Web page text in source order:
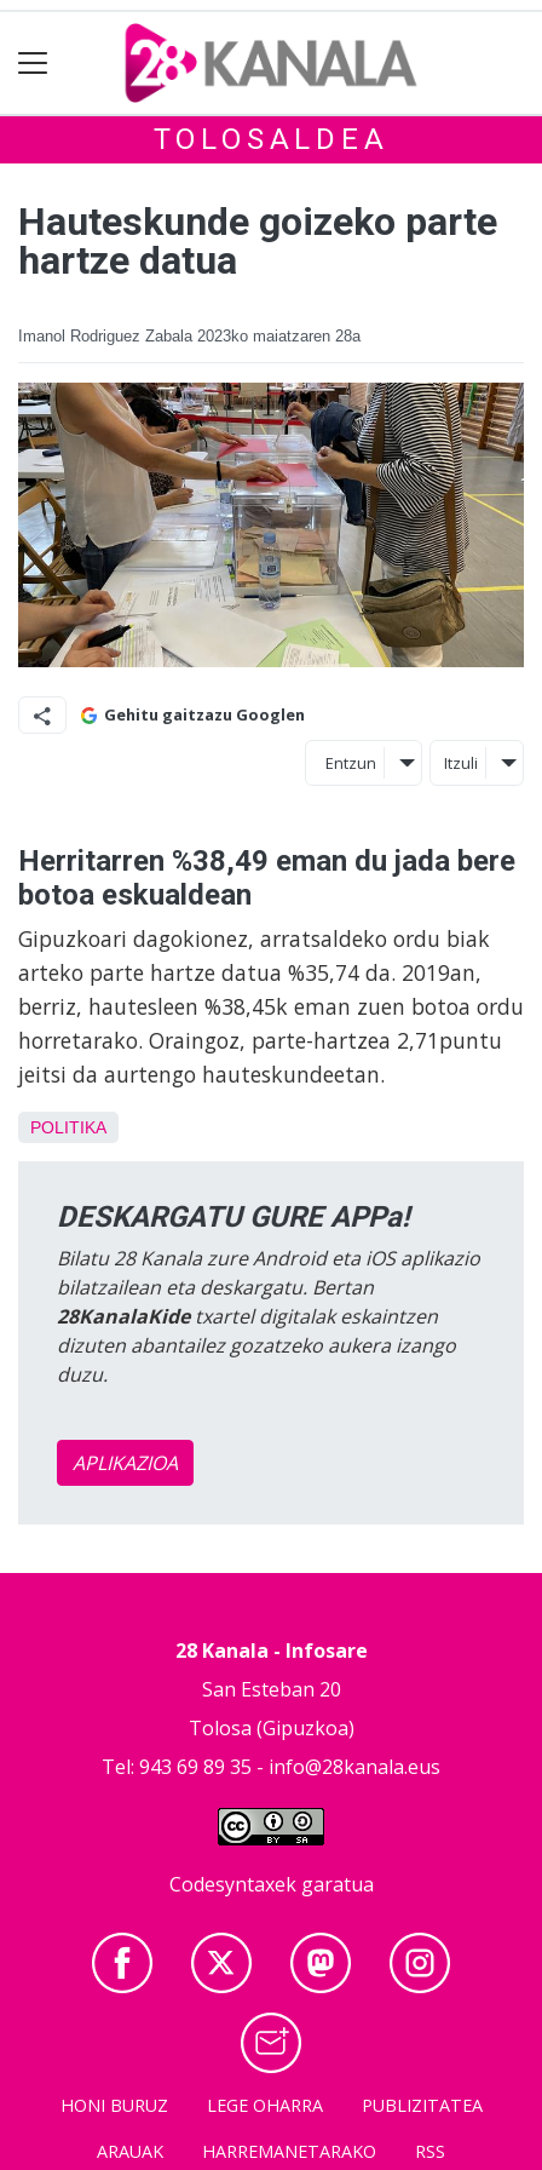
TOLOSALDEA
Hauteskunde goizeko parte
hartze datua
Imanol Rodriguez Zabala 2023ko maiatzaren 28a
Gehitu gaitzazu Googlen
Entzun Itzuli
Herritarren %38,49 eman du jada bere
botoa eskualdean
Gipuzkoari dagokionez, arratsaldeko ordu biak
arteko parte hartze datua %35,74 da. 2019an,
berriz, hautesleen %38,45k eman zuen botoa ordu
horretarako. Oraingoz, parte-hartzea 2,71puntu
jeitsi da aurtengo hauteskundeetan.
POLITIKA
DESKARGATU GURE APPa!
Bilatu 28 Kanala zure Android eta iOS aplikazio
bilatzailean eta deskargatu. Bertan
28KanalaKidetxartel digitalak eskaintzen
dizuten abantailez gozatzeko aukera izango
duzu.
APLIKAZIOA
28 Kanala - Infosare
San Esteban 20
Tolosa (Gipuzkoa)
Tel: 943 69 89 35 - info@28kanala.eus
Codesyntaxek garatua
HONI BURUZ LEGE OHARRA
PUBLIZITATEA
ARAUAK
HARREMANETARAKO RSS